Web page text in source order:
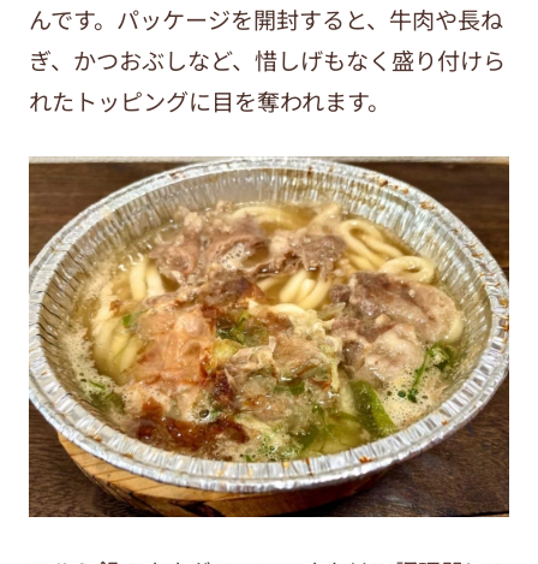
んです。パッケージを開封すると、牛肉や長ね
ぎ、 かつおぶしなど、惜しげもなく盛り付けら
れたトッピングに目を奪われます。